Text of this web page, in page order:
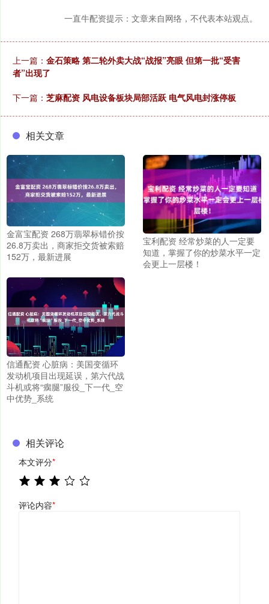
一直牛配资提示：文章来自网络，不代表本站观点。
上一篇： 金石策略 第二轮外卖大战“战报”亮眼 但第一批“受害
者”出现了
下一篇： 芝麻配资 风电设备板块局部活跃 电气风电封涨停板
相关文章
金富宝配资 268万翡翠标错价按
26.8万卖出，商家拒交货被索赔
152万，最新进展
宝利配资 经常炒菜的人一定要
知道，掌握了你的炒菜水平一定
会更上一层楼！
信通配资 心脏病：美国变循环
发动机项目出现延误，第六代战
斗机或将“瘸腿”服役_下一代_空
中优势_系统
相关评论
本文评分*
评论内容*